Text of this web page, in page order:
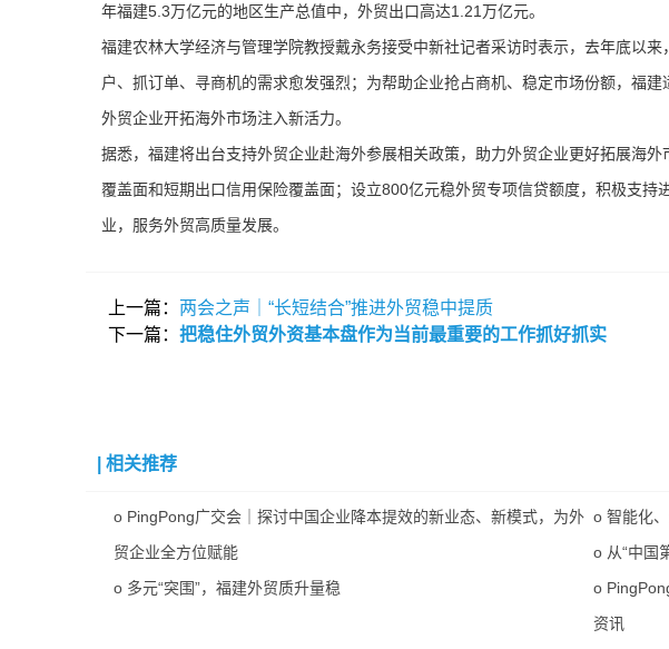
年福建5.3万亿元的地区生产总值中，外贸出口高达1.21万亿元。
福建农林大学经济与管理学院教授戴永务接受中新社记者采访时表示，去年底以
户、抓订单、寻商机的需求愈发强烈；为帮助企业抢占商机、稳定市场份额，福
外贸企业开拓海外市场注入新活力。
据悉，福建将出台支持外贸企业赴海外参展相关政策，助力外贸企业更好拓展海
覆盖面和短期出口信用保险覆盖面；设立800亿元稳外贸专项信贷额度，积极支
业，服务外贸高质量发展。
上一篇： 两会之声｜“长短结合”推进外贸稳中提质
下一篇： 把稳住外贸外资基本盘作为当前最重要的工作抓好抓实
相关推荐
o PingPong广交会｜探讨中国企业降本提效的新业态、新模式，为外
贸企业全方位赋能
o 智能化
o 从“中国
o 多元“突围”，福建外贸质升量稳 o
资讯